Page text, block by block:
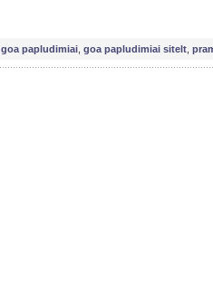
goa papludimiai goa papludimiai sitelt